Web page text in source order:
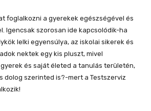
foglalkozni a gyerekek egészségével és
Igencsak szorosan ide kapcsolódik-ha
lelki egyensúlya, az iskolai sikerek és
nektek egy kis pluszt, mivel
és saját életed a tanulás területén,
dolog szerinted is?-mert a Testszerviz